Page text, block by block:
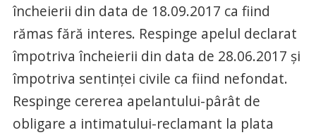
încheierii din data de 18.09.2017 ca fiind
rămas fără interes. Respinge apelul declarat
împotriva încheierii din data de 28.06.2017 şi
împotriva sentinţei civile ca fiind nefondat.
Respinge cererea apelantului-pârât de
obligare a intimatului-reclamant la plata